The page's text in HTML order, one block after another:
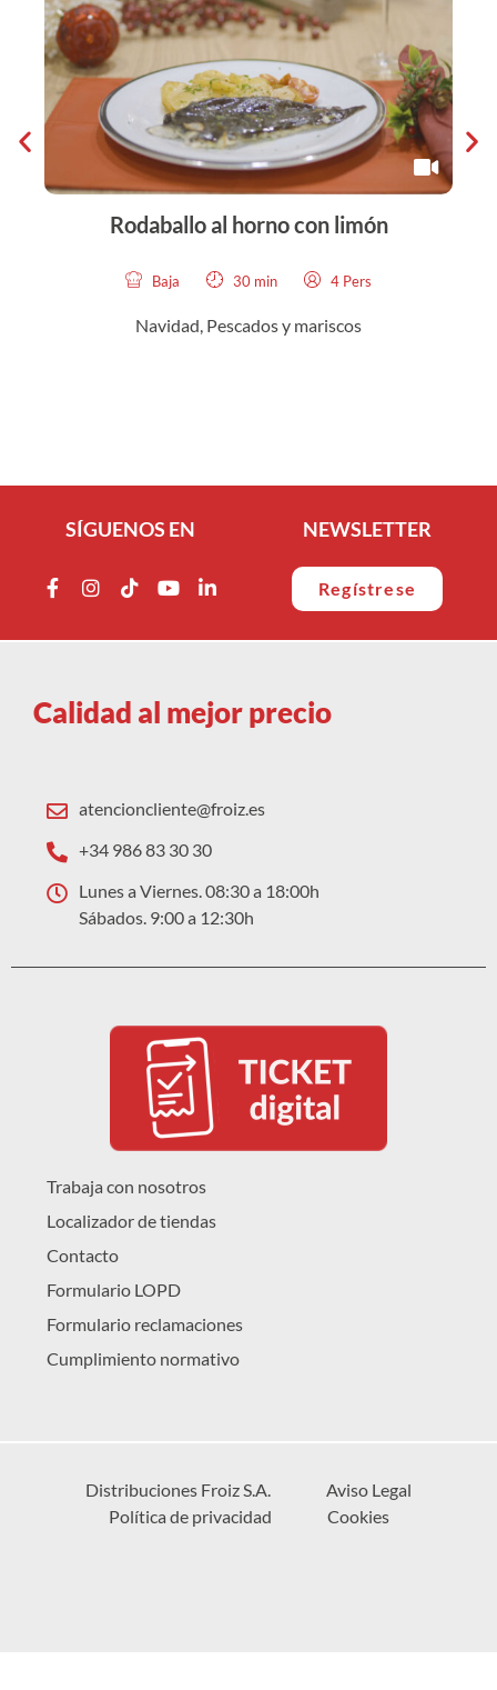
Rodaballo al horno con limón
Baja 30 min 4 Pers
Navidad Pescados y mariscos
SÍGUENOS EN NEWSLETTER
Regístrese
Calidad al mejor precio
atencioncliente@froiz.es
+34 986 83 30 30
Lunes a Viernes. 08:30 a 18:00h
Sábados. 9:00 a 12:30h
Trabaja con nosotros
Localizador de tiendas
Contacto
Formulario LOPD
Formulario reclamaciones
Cumplimiento normativo
Distribuciones Froiz S.A.
Aviso Legal
Política de privacidad
Cookies